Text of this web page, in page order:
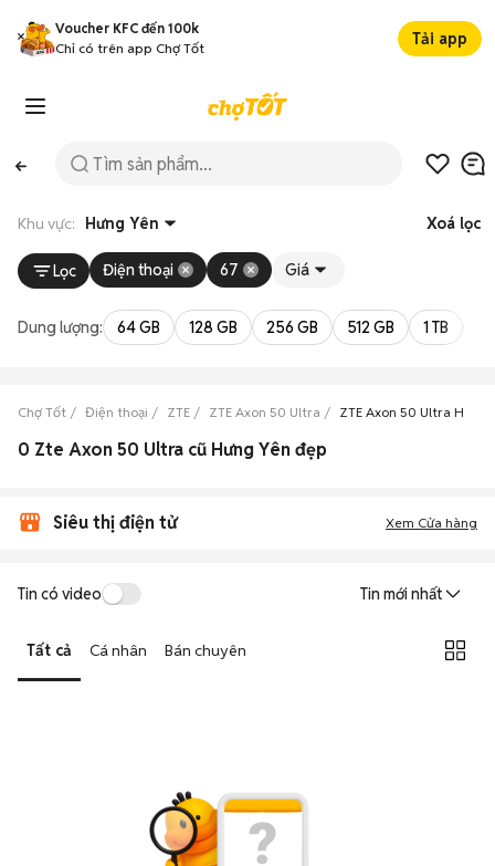
Voucher KFC đến 100k
Chỉ có trên app Chợ Tốt
Tải app
Khu vực: Hưng Yên Xoá lọc
Lọc Điện thoại 67 Giá
Dung lượng: 64 GB 128 GB 256 GB 512 GB 1 TB
Chợ Tốt Điện thoại ZTE ZTE Axon 50 Ultra ZTE Axon 50 Ultra Hưng
0 Zte Axon 50 Ultra cũ Hưng Yên đẹp
Siêu thị điện tử Xem Cửa hàng
Tin có video Tin mới nhất
Tất cả Cá nhân Bán chuyên